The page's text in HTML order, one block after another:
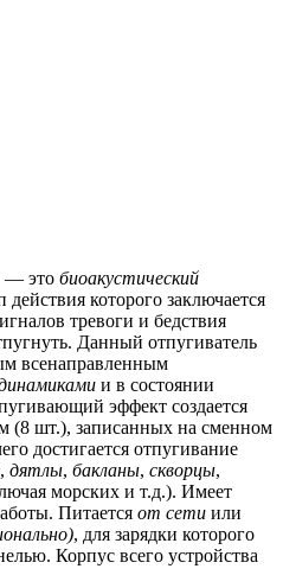
— это биоакустический
которого заключается
тревоги и бедствия
Данный отпугиватель
всенаправленным
и в состоянии
эффект создается
(8 шт.), записанных на сменном
достигается отпугивание
, дятлы, бакланы, скворцы,
морских и т.д.). Имеет
Питается от сети или
, для зарядки которого
Корпус всего устройства